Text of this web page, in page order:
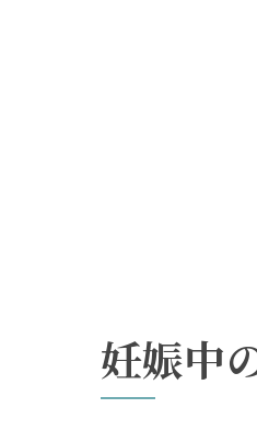
妊娠中